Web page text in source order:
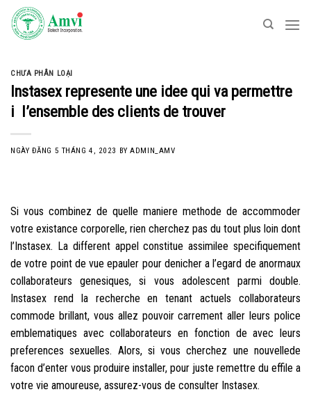
Skip
content
CHƯA PHÂN LOẠI
Instasex represente une idee qui va permettre
i l’ensemble des clients de trouver
NGÀY ĐĂNG 5 THÁNG 4, 2023 BYADMIN_AMV
Si vous combinez de quelle maniere methode de accommoder
votre existance corporelle, rien cherchez pas du tout plus loin dont
l’Instasex. La different appel constitue assimilee specifiquement
de votre point de vue epauler pour denicher a l’egard de anormaux
collaborateurs genesiques, si vous adolescent parmi double.
Instasex rend la recherche en tenant actuels collaborateurs
commode brillant, vous allez pouvoir carrement aller leurs police
emblematiques avec collaborateurs en fonction de avec leurs
preferences sexuelles. Alors, si vous cherchez une nouvellede
facon d’enter vous produire installer, pour juste remettre du effile a
votre vie amoureuse, assurez-vous de consulter Instasex.